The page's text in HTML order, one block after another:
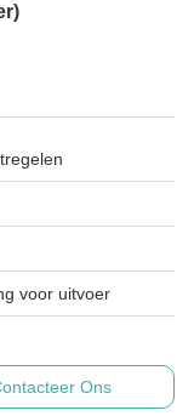
voor uitvoer
Ons